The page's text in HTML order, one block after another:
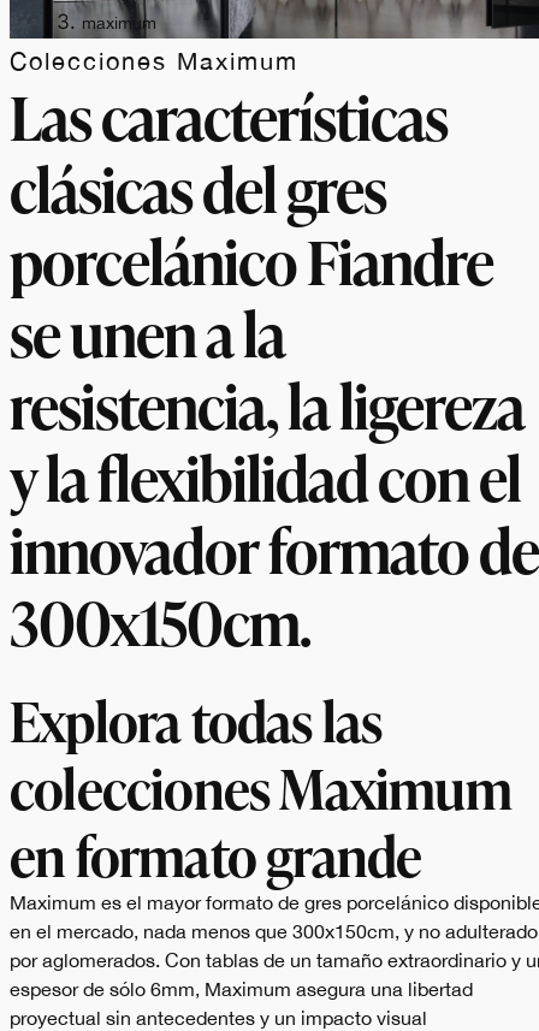
maximum
Colecciones Maximum
Las características
clásicas del gres
porcelánico Fiandre
se unen a la
resistencia, la ligereza
y la flexibilidad con el
innovador formato de
300x150cm.
Explora todas las
colecciones Maximum
en formato grande
Maximum es el mayor formato de gres porcelánico
en el mercado, nada menos que 300x150cm, y no adulterado
por aglomerados. Con tablas de un tamaño extraordinario y
espesor de sólo 6mm, Maximum asegura una libertad
proyectual sin antecedentes y un impacto visual